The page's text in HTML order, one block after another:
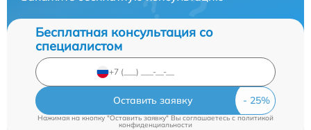
Бесплатная консультация со
специалистом
Оставить заявку
Нажимая на кнопку "Оставить заявку" Вы соглашаетесь cполитикой
конфиденциальности